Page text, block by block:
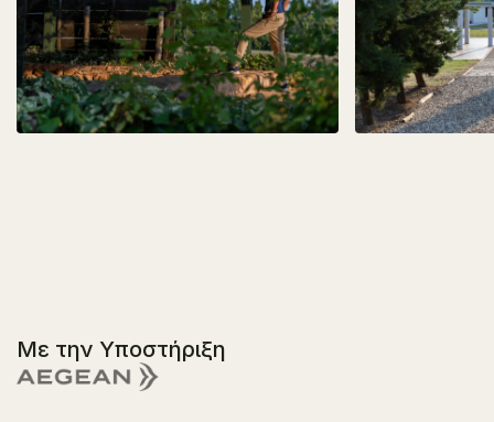
Με την Υποστήριξη